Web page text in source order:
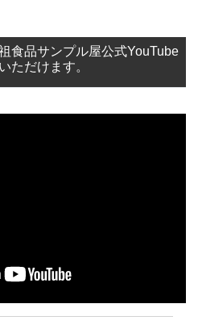
食品サンプル屋公式YouTube
ただけます。